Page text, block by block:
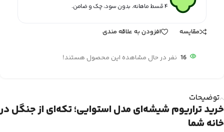
۴ قسط ماهانه. بدون سود، چک و ضامن.
مقایسه افزودن به علاقه مندی
16 نفر در حال مشاهده این محصول هستند!
توضیحات
خرید تراریوم شیشه‌ای مدل استوایی؛ تکه‌ای از جنگل در
خانه شما